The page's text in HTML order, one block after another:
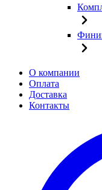
О компании
Оплата
Доставка
Контакты